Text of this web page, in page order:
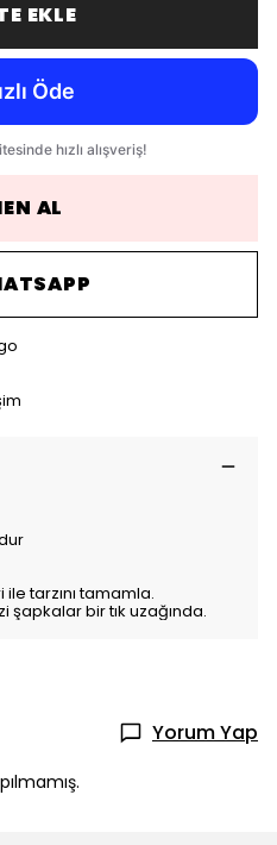
EKLE
AL
tarzını tamamla.
bir tık uzağında.
Yorum Yap